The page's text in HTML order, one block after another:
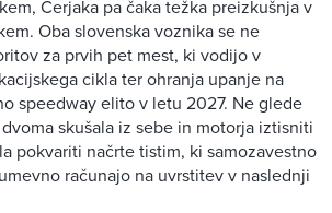
Cerjaka pa čaka težka preizkušnja v
Oba slovenska voznika se ne
za prvih pet mest, ki vodijo v
cikla ter ohranja upanje na
speedway elito v letu 2027. Ne glede
skušala iz sebe in motorja iztisniti
pokvariti načrte tistim, ki samozavestno
računajo na uvrstitev v naslednji